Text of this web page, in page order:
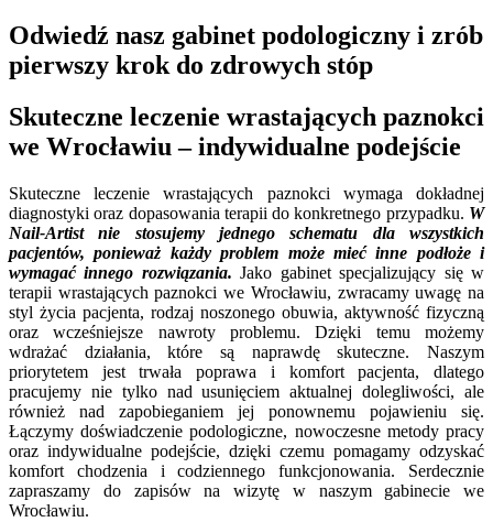
Odwiedź nasz gabinet podologiczny i zrób
pierwszy krok do zdrowych stóp
Skuteczne leczenie wrastających paznokci
we Wrocławiu – indywidualne podejście
Skuteczne leczenie wrastających paznokci wymaga dokładnej
diagnostyki oraz dopasowania terapii do konkretnego przypadku. W
Nail-Artist nie stosujemy jednego schematu dla wszystkich
pacjentów, ponieważ każdy problem może mieć inne podłoże i
wymagać innego rozwiązania.Jako gabinet specjalizujący się w
terapii wrastających paznokci we Wrocławiu, zwracamy uwagę na
styl życia pacjenta, rodzaj noszonego obuwia, aktywność fizyczną
oraz wcześniejsze nawroty problemu. Dzięki temu możemy
wdrażać działania, które są naprawdę skuteczne. Naszym
priorytetem jest trwała poprawa i komfort pacjenta, dlatego
pracujemy nie tylko nad usunięciem aktualnej dolegliwości, ale
również nad zapobieganiem jej ponownemu pojawieniu się.
Łączymy doświadczenie podologiczne, nowoczesne metody pracy
oraz indywidualne podejście, dzięki czemu pomagamy odzyskać
komfort chodzenia i codziennego funkcjonowania. Serdecznie
zapraszamy do zapisów na wizytę w naszym gabinecie we
Wrocławiu.